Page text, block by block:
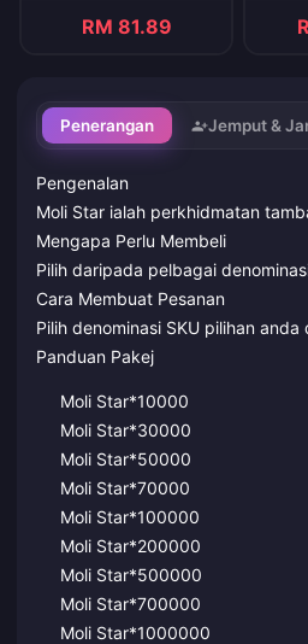
RM 81.89
Penerangan Jemput &
Pengenalan
Moli Star ialah perkhidmatan
Mengapa Perlu Membeli
Pilih daripada pelbagai
Cara Membuat Pesanan
Pilih denominasi SKU pilihan
Panduan Pakej
Moli Star*10000
Moli Star*30000
Moli Star*50000
Moli Star*70000
Moli Star*100000
Moli Star*200000
Moli Star*500000
Moli Star*700000
Moli Star*1000000